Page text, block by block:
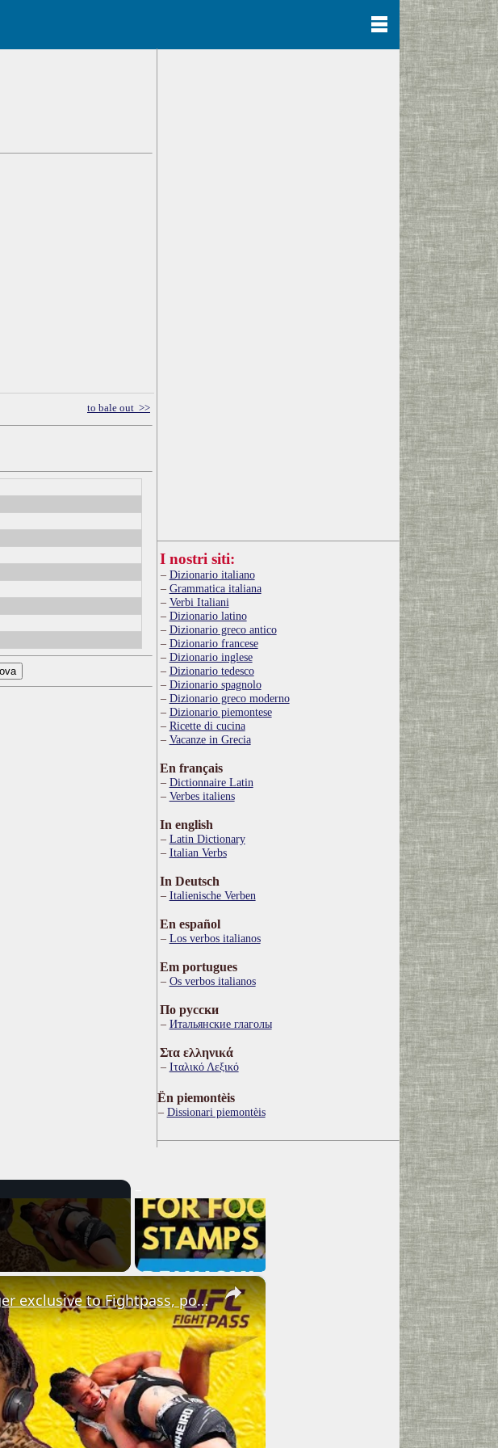
to bale out >>
I nostri siti:
Dizionario italiano
Grammatica italiana
Verbi Italiani
Dizionario latino
Dizionario greco antico
Dizionario francese
Dizionario inglese
Dizionario tedesco
Dizionario spagnolo
Dizionario greco moderno
Dizionario piemontese
Ricette di cucina
Vacanze in Grecia
En français
Dictionnaire Latin
Verbes italiens
In english
Latin Dictionary
Italian Verbs
In Deutsch
Italienische Verben
En español
Los verbos italianos
Em portugues
Os verbos italianos
По русски
Итальянские глаголы
Στα ελληνικά
Ιταλικό Λεξικό
Ën piemontèis
Dissionari piemontèis
×
Episode 48: Last 15 minutes that are no longer exclusive to Fightpass, posted here for completion